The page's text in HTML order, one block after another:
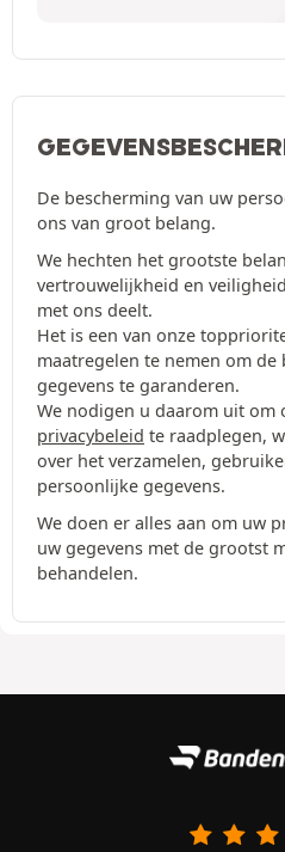
De bescherming van uw
ons van groot belang.
We hechten het grootste
vertrouwelijkheid en
met ons deelt.
Het is een van onze
maatregelen te nemen om de
gegevens te garanderen.
We nodigen u daarom uit om
privacybeleid te raadplegen,
over het verzamelen,
persoonlijke gegevens.
We doen er alles aan om uw
uw gegevens met de grootst
behandelen.